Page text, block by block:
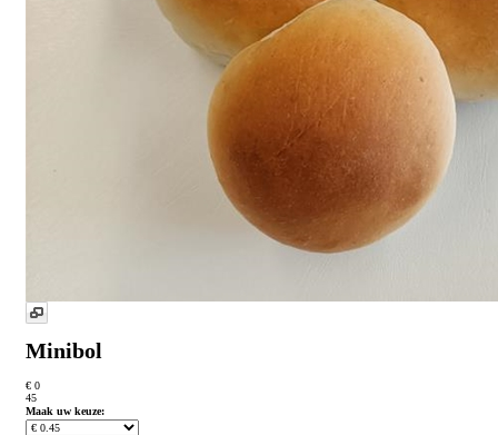
Minibol
€ 0
45
Maak uw keuze: